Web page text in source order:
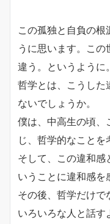
この孤独と自負の根
うに思います。 この
違う。というように。
哲学とは、 こうした
ないでしょうか。
僕は、中高生の頃、
じ、 哲学的なことを
そして、 この違和感
いうことに違和感を
その後、哲学だけで
いろいろな人と話す